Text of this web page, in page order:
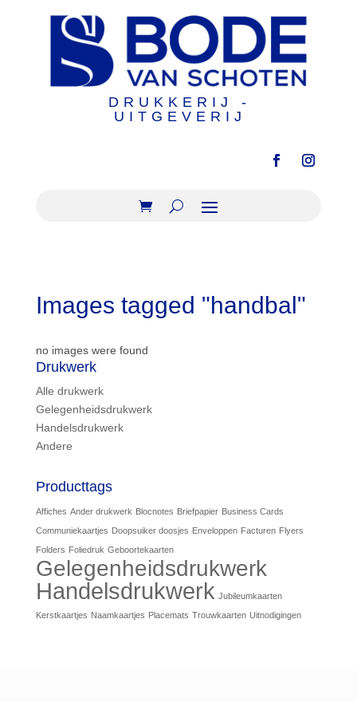
DRUKKERIJ -
UITGEVERIJ
Images tagged "handbal"
no images were found
Drukwerk
Alle drukwerk
Gelegenheidsdrukwerk
Handelsdrukwerk
Andere
Producttags
Affiches Ander drukwerk Blocnotes Briefpapier Business Cards
Communiekaartjes Doopsuiker doosjes Enveloppen Facturen Flyers
Folders Foliedruk Geboortekaarten
Gelegenheidsdrukwerk
Handelsdrukwerk Jubileumkaarten
Kerstkaartjes Naamkaartjes Placemats Trouwkaarten Uitnodigingen